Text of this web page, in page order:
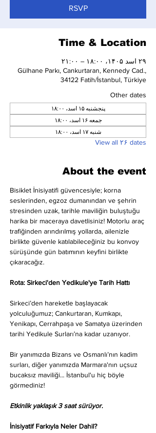
RSVP
Time & Location
۲۹ اسد ۱۴۰۵، ۱۸:۰۰ – ۲۱:۰۰
Gülhane Parkı, Cankurtaran, Kennedy Cad.,
34122 Fatih/İstanbul, Türkiye
Other dates
پنجشنبه ۱۵ اسد، ۱۸:۰۰
جمعه ۱۶ اسد، ۱۸:۰۰
شنبه ۱۷ اسد، ۱۸:۰۰
View all ۲۶ dates
About the event
Bisiklet İnisiyatifi güvencesiyle; korna
seslerinden, egzoz dumanından ve şehrin
stresinden uzak, tarihle maviliğin buluştuğu
harika bir maceraya davetlisiniz! Motorlu araç
trafiğinden arındırılmış yollarda, ailenizle
birlikte güvenle katılabileceğiniz bu konvoy
sürüşünde gün batımının keyfini birlikte
çıkaracağız.
Rota: Sirkeci'den Yedikule'ye Tarih Hattı
Sirkeci’den hareketle başlayacak
yolculuğumuz; Cankurtaran, Kumkapı,
Yenikapı, Cerrahpaşa ve Samatya üzerinden
tarihi Yedikule Surları’na kadar uzanıyor.
Bir yanımızda Bizans ve Osmanlı’nın kadim
surları, diğer yanımızda Marmara'nın uçsuz
bucaksız maviliği... İstanbul'u hiç böyle
görmediniz!
Etkinlik yaklaşık 3 saat sürüyor.
İnisiyatif Farkıyla Neler Dahil?